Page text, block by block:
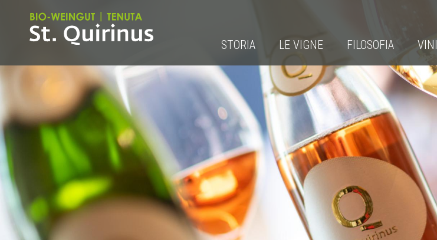
STORIA LE VIGNE FILOSOFIA VINI